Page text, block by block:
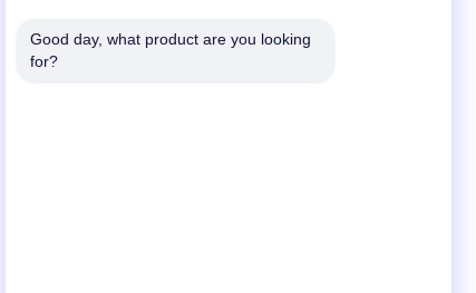
টেলিফোন
Good day, what product are you looking
for?